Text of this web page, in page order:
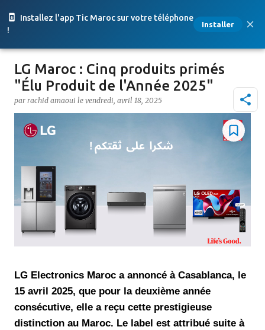
Installez l'app Tic Maroc sur votre téléphone
!
Installer
Accéder au contenu principal
LG Maroc : Cinq produits primés
"Élu Produit de l'Année 2025"
par rachid amaoui le vendredi, avril 18, 2025
LG Electronics Maroc a annoncé à Casablanca, le
15 avril 2025, que pour la deuxième année
consécutive, elle a reçu cette prestigieuse
distinction au Maroc. Le label est attribué suite à